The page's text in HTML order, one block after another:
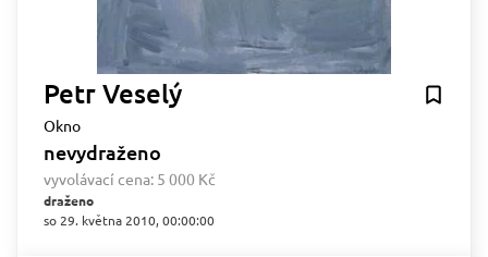
Petr Veselý
Okno
nevydraženo
vyvolávací cena: 5 000 Kč
draženo
so 29. května 2010, 00:00:00